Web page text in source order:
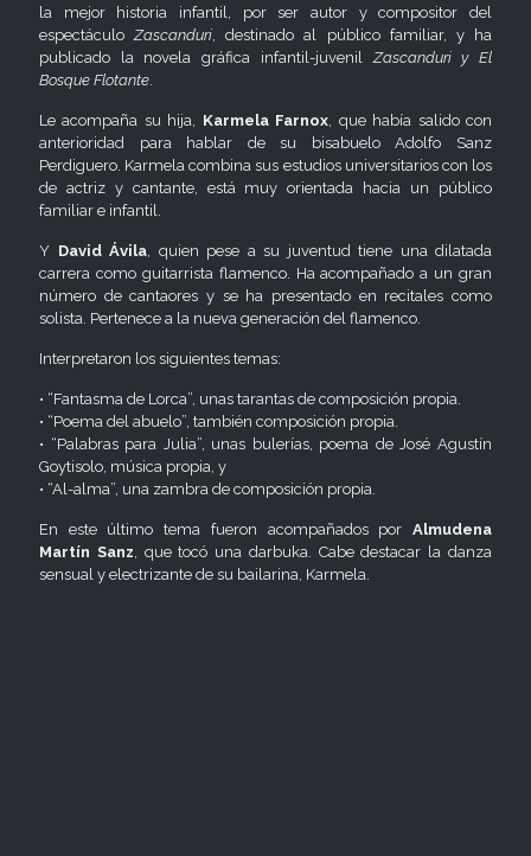
la mejor historia infantil, por ser autor y compositor del
espectáculoZascanduri , destinado al público familiar, y ha
publicado la novela gráfica infantil-juvenil Zascanduri y El
Bosque Flotante
Le acompaña su hija, Karmela Farnox , que había salido con
anterioridad para hablar de su bisabuelo Adolfo Sanz
Perdiguero. Karmela combina sus estudios universitarios con los
de actriz y cantante, está muy orientada hacia un público
familiar e infantil.
Y David Ávila , quien pese a su juventud tiene una dilatada
carrera como guitarrista flamenco. Ha acompañado a un gran
número de cantaores y se ha presentado en recitales como
solista. Pertenece a la nueva generación del flamenco.
Interpretaron los siguientes temas:
• “Fantasma de Lorca”, unas tarantas de composición propia.
• “Poema del abuelo”, también composición propia.
• “Palabras para Julia”, unas bulerías, poema de José Agustín
Goytisolo, música propia, y
• “Al-alma”, una zambra de composición propia.
En este último tema fueron acompañados por Almudena
Martín Sanz , que tocó una darbuka. Cabe destacar la danza
sensual y electrizante de su bailarina, Karmela.